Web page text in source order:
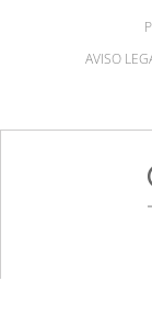
AVISO